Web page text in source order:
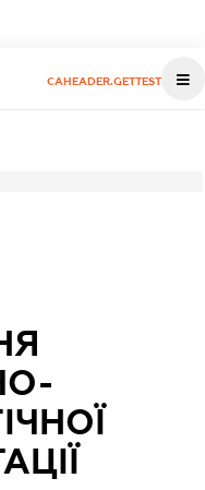
CAHEADER.GETTEST